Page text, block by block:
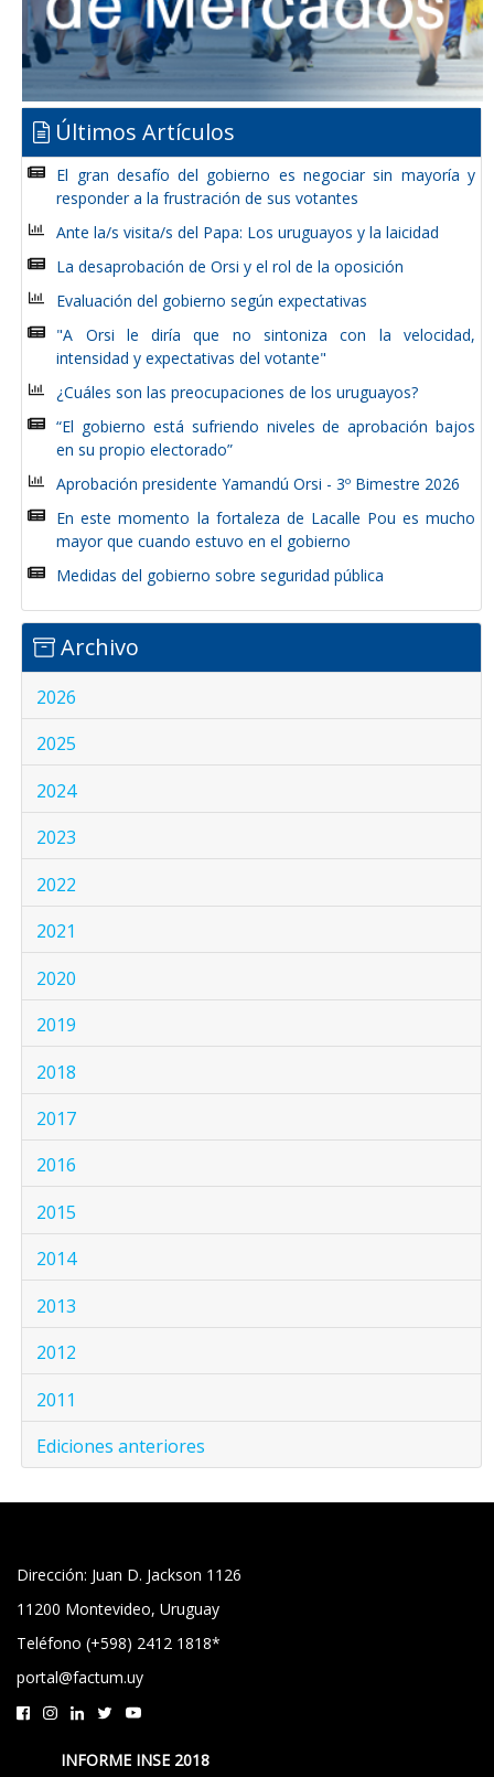
Últimos Artículos
El gran desafío del gobierno es negociar sin mayoría y
responder a la frustración de sus votantes
Ante la/s visita/s del Papa: Los uruguayos y la laicidad
La desaprobación de Orsi y el rol de la oposición
Evaluación del gobierno según expectativas
"A Orsi le diría que no sintoniza con la velocidad,
intensidad y expectativas del votante"
¿Cuáles son las preocupaciones de los uruguayos?
“El gobierno está sufriendo niveles de aprobación bajos
en su propio electorado”
Aprobación presidente Yamandú Orsi - 3º Bimestre 2026
En este momento la fortaleza de Lacalle Pou es mucho
mayor que cuando estuvo en el gobierno
Medidas del gobierno sobre seguridad pública
Archivo
2026
2025
2024
2023
2022
2021
2020
2019
2018
2017
2016
2015
2014
2013
2012
2011
Ediciones anteriores
Dirección: Juan D. Jackson 1126
11200 Montevideo, Uruguay
Teléfono (+598) 2412 1818*
portal@factum.uy
INFORME INSE 2018